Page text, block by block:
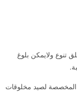
تنوع ولايمكن بلوغ
المخصصة لصيد مخلوقات